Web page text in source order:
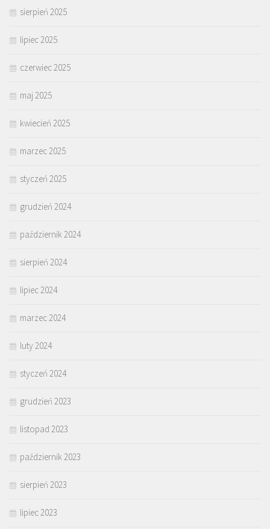
sierpień 2025
lipiec 2025
czerwiec 2025
maj 2025
kwiecień 2025
marzec 2025
styczeń 2025
grudzień 2024
październik 2024
sierpień 2024
lipiec 2024
marzec 2024
luty 2024
styczeń 2024
grudzień 2023
listopad 2023
październik 2023
sierpień 2023
lipiec 2023